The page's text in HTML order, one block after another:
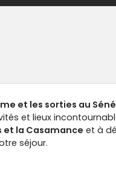
et les sorties au
et lieux
et la Casamance et à
séjour.